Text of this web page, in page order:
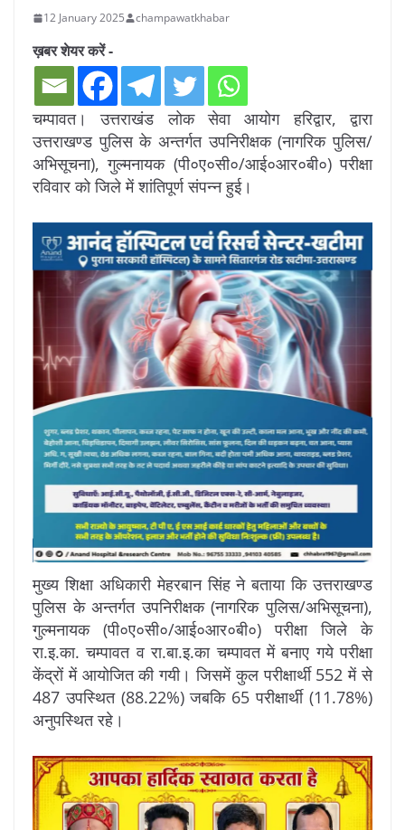
12 January 2025 champawatkhabar
ख़बर शेयर करें -
चम्पावत। उत्तराखंड लोक सेवा आयोग हरिद्वार, द्वारा
उत्तराखण्ड पुलिस के अन्तर्गत उपनिरीक्षक (नागरिक पुलिस/
अभिसूचना), गुल्मनायक (पी०ए०सी०/आई०आर०बी०) परीक्षा
रविवार को जिले में शांतिपूर्ण संपन्न हुई।
मुख्य शिक्षा अधिकारी मेहरबान सिंह ने बताया कि उत्तराखण्ड
पुलिस के अन्तर्गत उपनिरीक्षक (नागरिक पुलिस/अभिसूचना),
गुल्मनायक (पी०ए०सी०/आई०आर०बी०) परीक्षा जिले के
रा.इ.का. चम्पावत व रा.बा.इ.का चम्पावत में बनाए गये परीक्षा
केंद्रों में आयोजित की गयी। जिसमें कुल परीक्षार्थी 552 में से
487 उपस्थित (88.22%) जबकि 65 परीक्षार्थी (11.78%)
अनुपस्थित रहे।